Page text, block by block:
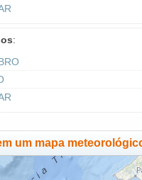
:
um mapa